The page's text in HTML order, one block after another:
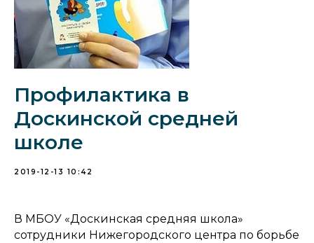
Профилактика в
Доскинской средней
школе
2019-12-13 10:42
В МБОУ «Доскинская средняя школа»
сотрудники Нижегородского центра по борьбе